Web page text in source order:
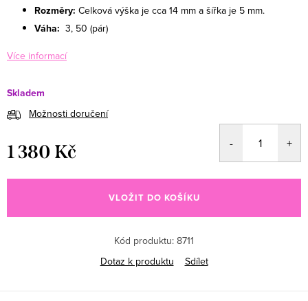
Rozměry: Celková výška je cca 14 mm a šířka je 5 mm.
Váha: 3, 50 (pár)
Více informací
Skladem
Možnosti doručení
1 380 Kč
VLOŽIT DO KOŠÍKU
Kód produktu: 8711
Dotaz k produktu
Sdílet